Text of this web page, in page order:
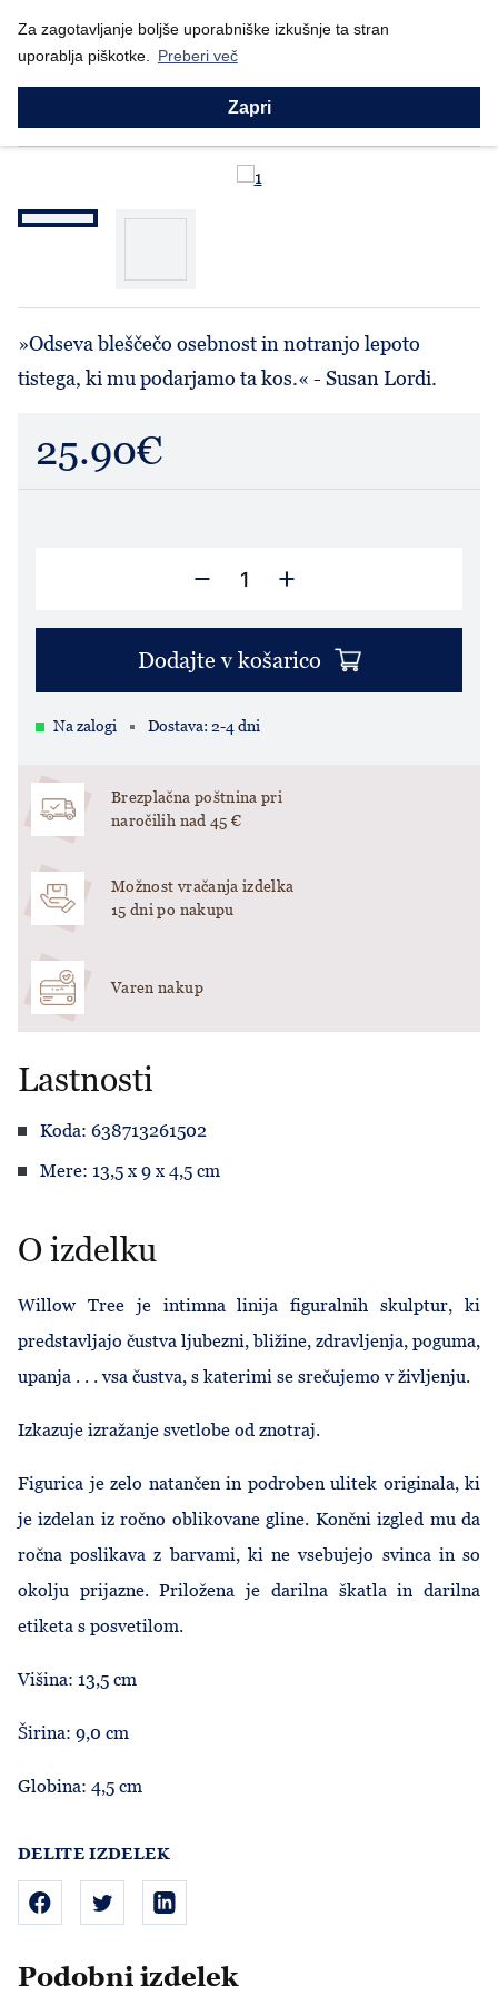
Za zagotavljanje boljše uporabniške izkušnje ta stran
uporablja piškotke.
Preberi več
Zapri
Nazaj
Domov Prodajni program Willow Tree Svetla zvezda (26150...
Svetla zvezda (26150)
»Odseva bleščečo osebnost in notranjo lepoto
tistega, ki mu podarjamo ta kos.« - Susan Lordi.
25.90€
Dodajte v košarico
Na zalogi Dostava: 2-4 dni
Brezplačna poštnina pri
naročilih nad 45 €
Možnost vračanja izdelka
15 dni po nakupu
Varen nakup
DELITE IZDELEK
Lastnosti
Koda: 638713261502
Mere: 13,5 x 9 x 4,5 cm
O izdelku
Willow Tree je intimna linija figuralnih skulptur, ki
predstavljajo čustva ljubezni, bližine, zdravljenja, poguma,
upanja . . . vsa čustva, s katerimi se srečujemo v življenju.
Izkazuje izražanje svetlobe od znotraj.
Figurica je zelo natančen in podroben ulitek originala, ki
je izdelan iz ročno oblikovane gline. Končni izgled mu da
ročna poslikava z barvami, ki ne vsebujejo svinca in so
okolju prijazne. Priložena je darilna škatla in darilna
etiketa s posvetilom.
Višina: 13,5 cm
Širina: 9,0 cm
Globina: 4,5 cm
Podobni izdelek